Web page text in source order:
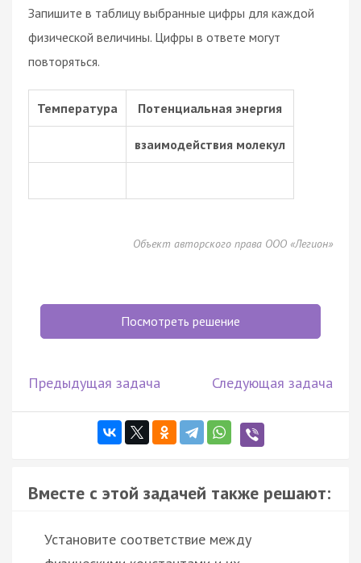
Запишите в таблицу выбранные цифры для каждой
физической величины. Цифры в ответе могут
повторяться.
Температура Потенциальная энергия
взаимодействия молекул
Объект авторского права ООО «Легион»
Посмотреть решение
Предыдущая задача Следующая задача
Вместе с этой задачей также решают:
Установите соответствие между